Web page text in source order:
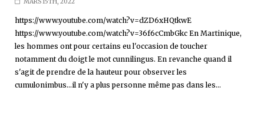
MARS 15TH, 2022
https://www.youtube.com/watch?v=dZD6xHQtkwE
https://www.youtube.com/watch?v=36f6cCmbGkc En Martinique,
les hommes ont pour certains eu l'occasion de toucher
notamment du doigt le mot cunnilingus. En revanche quand il
s'agit de prendre de la hauteur pour observer les
cumulonimbus...il n'y a plus personne même pas dans les...